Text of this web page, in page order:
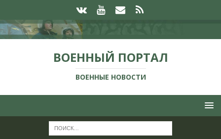
ВОЕННЫЙ ПОРТАЛ
ВОЕННЫЕ НОВОСТИ